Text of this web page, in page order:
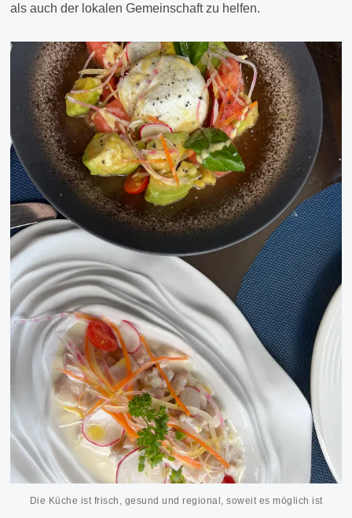
als auch der lokalen Gemeinschaft zu helfen.
Die Küche ist frisch, gesund und regional, soweit es möglich ist